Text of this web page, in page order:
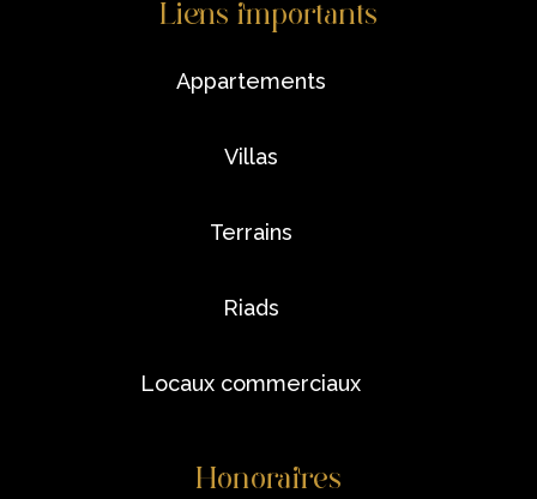
Liens importants
appartements
villas
terrains
riads
locaux commerciaux
Honoraires